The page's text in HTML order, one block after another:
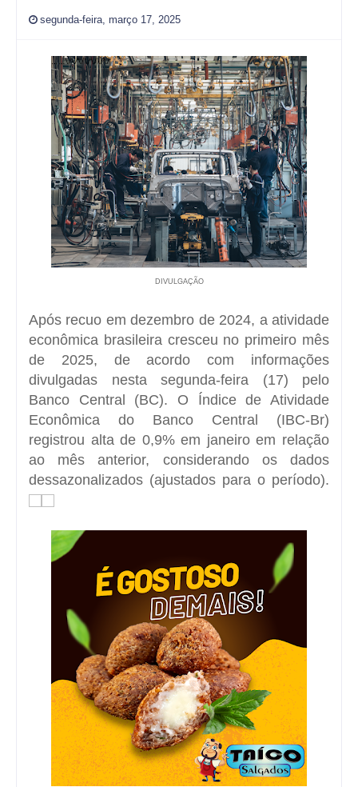
segunda-feira, março 17, 2025
DIVULGAÇÃO
Após recuo emdezembro de 2024, a atividade
econômica brasileira cresceu no primeiro mês
de 2025, de acordo com informações
divulgadas nesta segunda-feira (17) pelo
Banco Central (BC). O Índice de Atividade
Econômica do Banco Central (IBC-Br)
registrou alta de 0,9% em janeiro em relação
ao mês anterior, considerando os dados
dessazonalizados (ajustados para o período).